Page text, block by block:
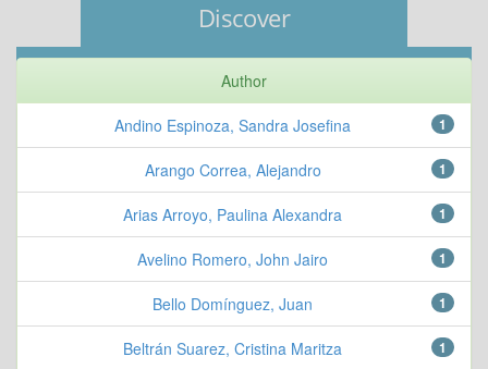
Discover
Author
1
Andino Espinoza, Sandra Josefina
1
Arango Correa, Alejandro
1
Arias Arroyo, Paulina Alexandra
1
Avelino Romero, John Jairo
1
Bello Domínguez, Juan
1
Beltrán Suarez, Cristina Maritza